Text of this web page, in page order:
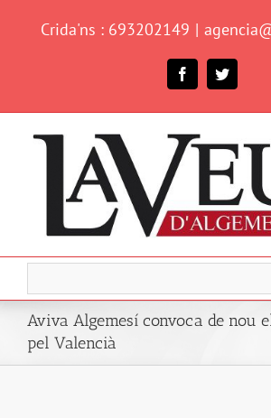
Crida'ns : 693202149 |
FacebookTwitter
Aviva Algemesí convoca de nou
pel Valencià